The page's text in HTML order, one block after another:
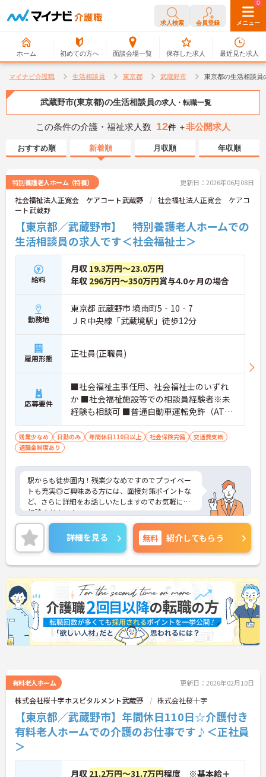
求人検索 会員登録 メニュー
ホーム 初めての方へ 面談会場一覧
0
保存した求人
0
最近見た求人
マイナビ介護職 生活相談員 東京都 武蔵野市 東京都の生活相談員
武蔵野市(東京都)の生活相談員の求人・転職一覧
この条件の介護・福祉求人数 12件 ＋非公開求人
おすすめ順 新着順 月収順 年収順
特別養護老人ホーム（特養） 更新日：2026年06月08日
社会福祉法人正寛会 ケアコート武蔵野
社会福祉法人正寛会 ケアコ
ート武蔵野
【東京都／武蔵野市】 特別養護老人ホームでの
生活相談員の求人です＜社会福祉士＞
給料
月収 19.3万円～23.0万円
年収 296万円～350万円賞与4.0ヶ月の場合
勤務地
東京都 武蔵野市 境南町5‐10‐7
ＪＲ中央線「武蔵境駅」徒歩12分
雇用形態 正社員(正職員)
応募要件
■社会福祉主事任用、社会福祉士のいずれ
か ■社会福祉施設等での相談員経験者※未
経験も相談可 ■普通自動車運転免許（AT限
定可）※利用者の送迎を行う場合あり
残業少なめ 日勤のみ 年間休日110日以上 社会保険完備
交通費支給
退職金制度あり
駅からも徒歩圏内！残業少なめですのでプライベー
トも充実◎ご興味ある方には、面接対策ポイントな
ど、さらに詳細をお話しいたしますのでお気軽にご
相談ください！
詳細を見る 無料 紹介してもらう
有料老人ホーム 更新日：2026年02月10日
株式会社桜十字ホスピタルメント武蔵野 株式会社桜十字
【東京都／武蔵野市】年間休日110日☆介護付き
有料老人ホームでの介護のお仕事です♪＜正社員
＞
月収 21.2万円～31.7万円程度 ※基本給＋